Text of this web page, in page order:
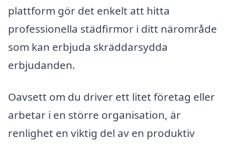
plattform gör det enkelt att hitta
professionella städfirmor i ditt närområde
som kan erbjuda skräddarsydda
erbjudanden.
Oavsett om du driver ett litet företag eller
arbetar i en större organisation, är
renlighet en viktig del av en produktiv